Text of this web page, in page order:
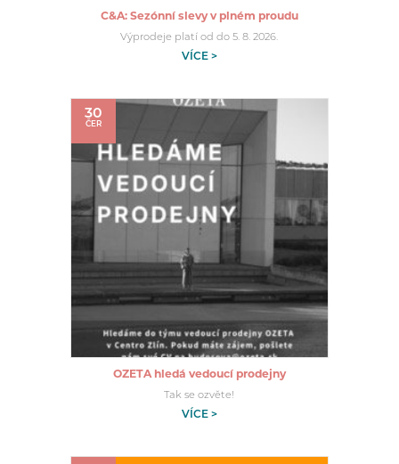
C&A: Sezónní slevy v plném proudu
Výprodeje platí od do 5. 8. 2026.
VÍCE >
30
ČER
OZETA hledá vedoucí prodejny
Tak se ozvěte!
VÍCE >